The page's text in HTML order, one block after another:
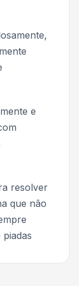
e
resolver
que não